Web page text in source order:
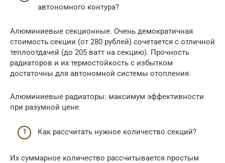
автономного контура?
Алюминиевые секционные. Очень демократичная
стоимость секции (от 280 рублей) сочетается с отличной
теплоотдачей (до 205 ватт на секцию). Прочность
радиаторов и их термостойкость с избытком
достаточны для автономной системы отопления.
Алюминиевые радиаторы: максимум эффективности
при разумной цене.
Как рассчитать нужное количество секций?
Их суммарное количество рассчитывается простым